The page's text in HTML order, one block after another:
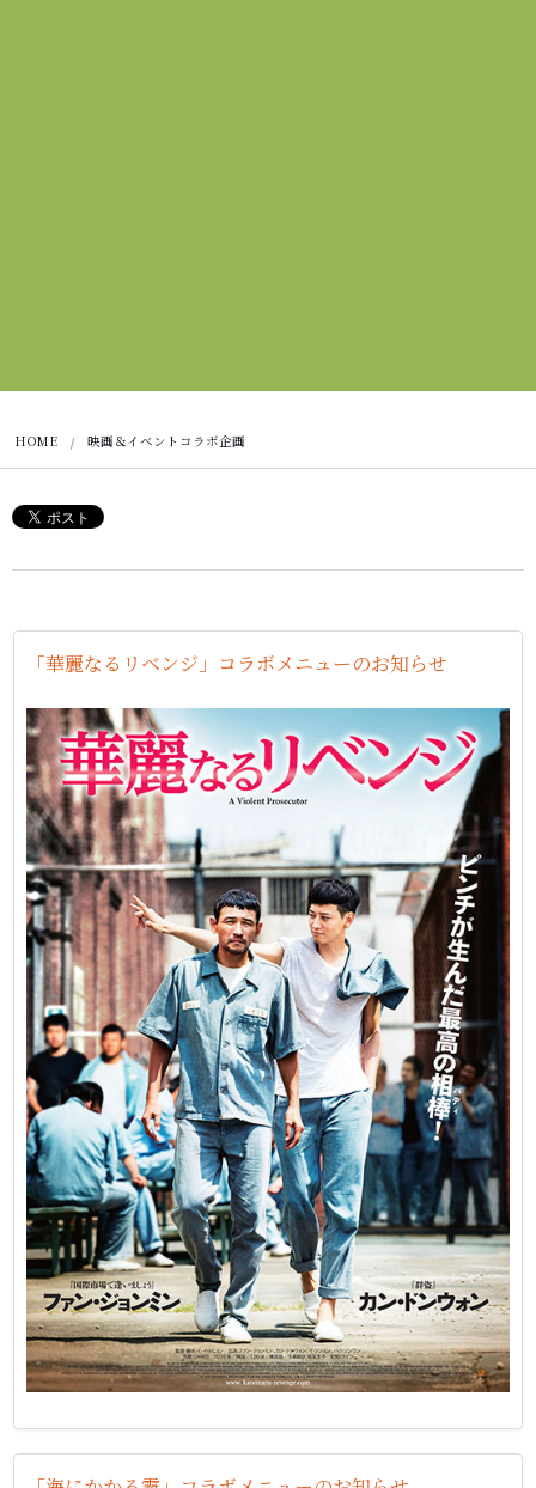
HOME 映画＆イベントコラボ企画
「華麗なるリベンジ」コラボメニューのお知らせ